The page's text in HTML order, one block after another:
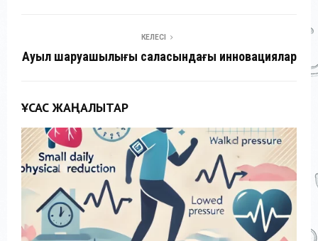
КЕЛЕСІ
Ауыл шаруашылығы саласындағы инновациялар
ҰҚСАС ЖАҢАЛЫҚТАР